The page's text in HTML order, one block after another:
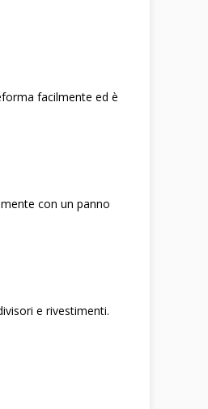
facilmente ed è
con un panno
e rivestimenti.